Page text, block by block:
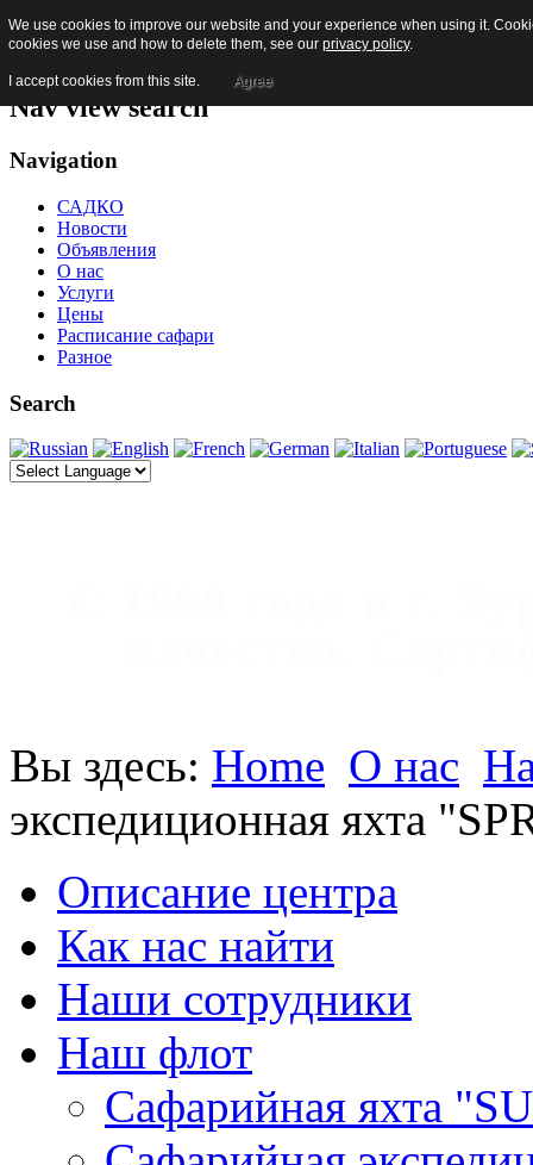
Skip to content
Jump to main navigation and login
Nav view search
Navigation
САДКО
Новости
Объявления
О нас
Услуги
Цены
Расписание сафари
Разное
Search
Вы здесь: Home О нас
экспедиционная яхта
Описание центра
Как нас найти
Наши сотрудники
Наш флот
Сафарийная яхта
We use cookies to improve our website and your experience when using it.
cookies we use and how to delete them, see our privacy policy.
I accept cookies from this site. Agree